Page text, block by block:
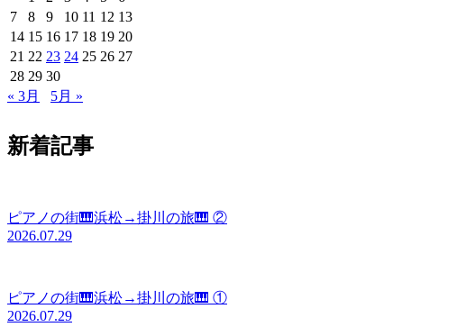
7
8 9 10 11 12 13
14 15 16 17 18 19 20
21 22 23 24 25 26 27
28 29 30
« 3月
5月 »
新着記事
ピアノの街🎹浜松→掛川の旅🎹 ②
2026.07.29
ピアノの街🎹浜松→掛川の旅🎹 ①
2026.07.29